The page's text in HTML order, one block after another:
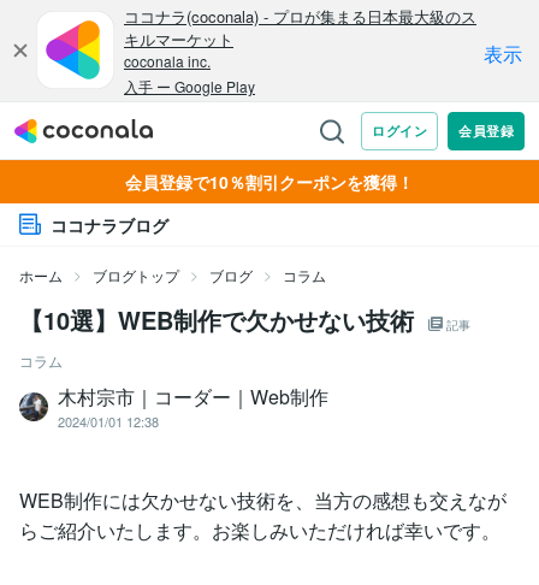
会員登録で10％割引クーポンを獲得！
ココナラブログ
ホーム ブログトップ ブログ コラム
【10選】WEB制作で欠かせない技術 記事
コラム
木村宗市｜コーダー｜Web制作
2024/01/01 12:38
WEB制作には欠かせない技術を、当方の感想も交えなが
らご紹介いたします。お楽しみいただければ幸いです。